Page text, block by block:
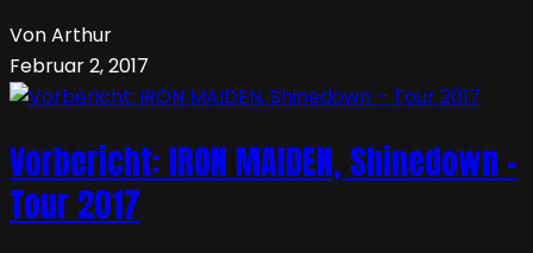
Von Arthur
Februar 2, 2017
Vorbericht: IRON MAIDEN, Shinedown –
Tour 2017